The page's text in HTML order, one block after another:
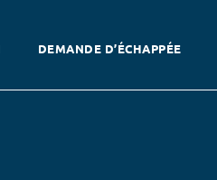
DEMANDE D’ÉCHAPPÉE